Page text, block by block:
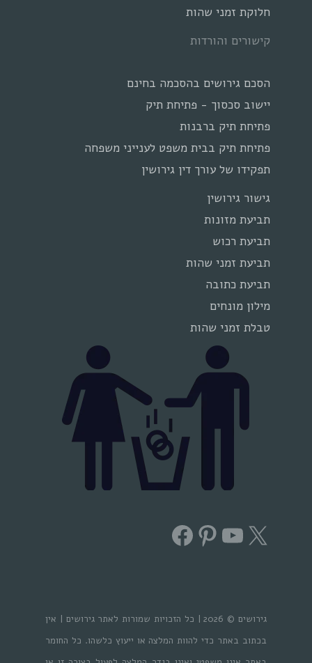
חלוקת זמני שהות
קישורים והורדות
הסכם גירושים בהסכמה בחינם
יישוב סכסוך - פתיחת תיק
פתיחת תיק ברבנות
פתיחת תיק בבית משפט לענייני משפחה
תפקידו של עורך דין גירושין
גישור גירושין
תביעת מזונות
תביעת רכוש
תביעת זמני שהות
תביעת כתובה
מילון מונחים
טבלת זמני שהות
X
YouTube
Pinterest
Facebook
גירושים © 2026 | כל הזכויות שמורות לאתר גירושים | אין
בכתוב באתר כדי להוות המלצה או ייעוץ כלשהו. כל החומר